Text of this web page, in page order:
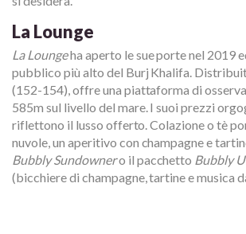
La Lounge
La Loungeha aperto le sue porte nel 2019
pubblico più alto del Burj Khalifa.
(152-154), offre una piattaforma di
585m sul livello del mare. I suoi prezzi
riflettono il lusso offerto. Colazione o tè
nuvole, un aperitivo con champagne e
Bubbly Sundownero il pacchetto Bubbly
(bicchiere di champagne, tartine e musica